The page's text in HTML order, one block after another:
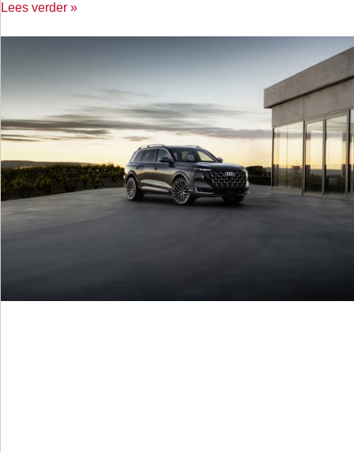
Lees verder »